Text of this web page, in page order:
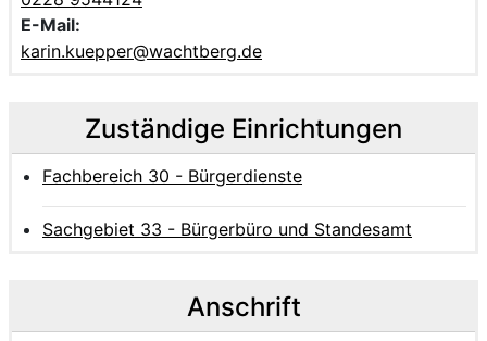
E-Mail:
karin.kuepper@wachtberg.de
Zuständige Einrichtungen
Fachbereich 30 - Bürgerdienste
Sachgebiet 33 - Bürgerbüro und Standesamt
Anschrift